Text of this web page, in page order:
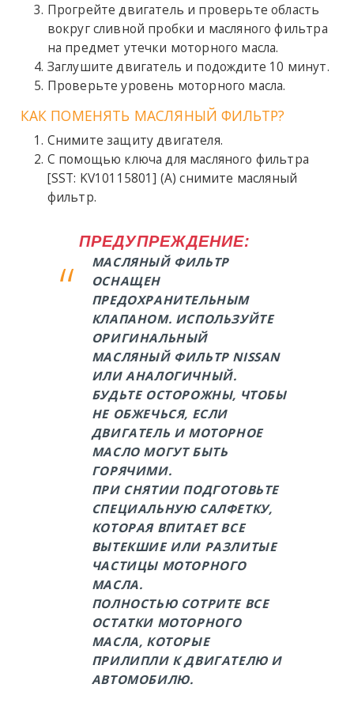
Прогрейте двигатель и проверьте область
вокруг сливной пробки и масляного фильтра
на предмет утечки моторного масла.
Заглушите двигатель и подождите 10 минут.
Проверьте уровень моторного масла.
КАК ПОМЕНЯТЬ МАСЛЯНЫЙ ФИЛЬТР?
Снимите защиту двигателя.
С помощью ключа для масляного фильтра
[SST: KV10115801] (A) снимите масляный
фильтр.
ПРЕДУПРЕЖДЕНИЕ:
МАСЛЯНЫЙ ФИЛЬТР
ОСНАЩЕН
ПРЕДОХРАНИТЕЛЬНЫМ
КЛАПАНОМ. ИСПОЛЬЗУЙТЕ
ОРИГИНАЛЬНЫЙ
МАСЛЯНЫЙ ФИЛЬТР NISSAN
ИЛИ АНАЛОГИЧНЫЙ.
БУДЬТЕ ОСТОРОЖНЫ, ЧТОБЫ
НЕ ОБЖЕЧЬСЯ, ЕСЛИ
ДВИГАТЕЛЬ И МОТОРНОЕ
МАСЛО МОГУТ БЫТЬ
ГОРЯЧИМИ.
ПРИ СНЯТИИ ПОДГОТОВЬТЕ
СПЕЦИАЛЬНУЮ САЛФЕТКУ,
КОТОРАЯ ВПИТАЕТ ВСЕ
ВЫТЕКШИЕ ИЛИ РАЗЛИТЫЕ
ЧАСТИЦЫ МОТОРНОГО
МАСЛА.
ПОЛНОСТЬЮ СОТРИТЕ ВСЕ
ОСТАТКИ МОТОРНОГО
МАСЛА, КОТОРЫЕ
ПРИЛИПЛИ К ДВИГАТЕЛЮ И
АВТОМОБИЛЮ.